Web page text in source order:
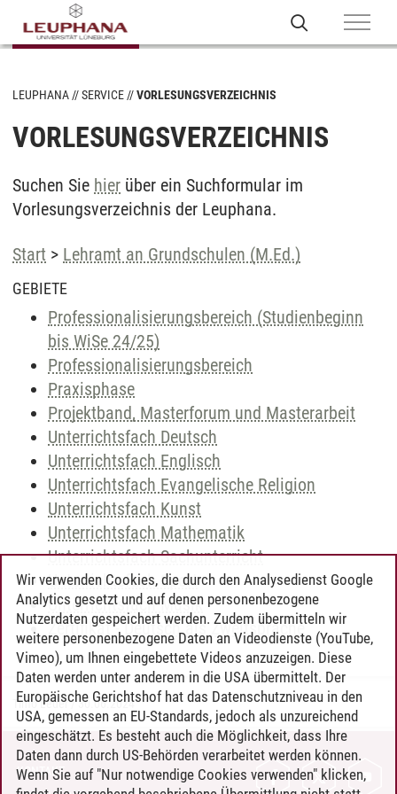
LEUPHANA SERVICE VORLESUNGSVERZEICHNIS
VORLESUNGSVERZEICHNIS
Suchen Sie hier über ein Suchformular im
Vorlesungsverzeichnis der Leuphana.
Start > Lehramt an Grundschulen (M.Ed.)
GEBIETE
Professionalisierungsbereich (Studienbeginn
bis WiSe 24/25)
Professionalisierungsbereich
Praxisphase
Projektband, Masterforum und Masterarbeit
Unterrichtsfach Deutsch
Unterrichtsfach Englisch
Unterrichtsfach Evangelische Religion
Unterrichtsfach Kunst
Unterrichtsfach Mathematik
Unterrichtsfach Sachunterricht
Unterrichtsfach Sport
Unterrichtsfach Musik
Zertifikat - Deutsch als Zweitsprache
Timo Leder/30.06.2024
KONTAKT
Wir verwenden Cookies, die durch den Analysedienst Google
Analytics gesetzt und auf denen personenbezogene
Nutzerdaten gespeichert werden. Zudem übermitteln wir
weitere personenbezogene Daten an Videodienste (YouTube,
Vimeo), um Ihnen eingebettete Videos anzuzeigen. Diese
Daten werden unter anderem in die USA übermittelt. Der
Europäische Gerichtshof hat das Datenschutzniveau in den
USA, gemessen an EU-Standards, jedoch als unzureichend
eingeschätzt. Es besteht auch die Möglichkeit, dass Ihre
Daten dann durch US-Behörden verarbeitet werden können.
Wenn Sie auf "Nur notwendige Cookies verwenden" klicken,